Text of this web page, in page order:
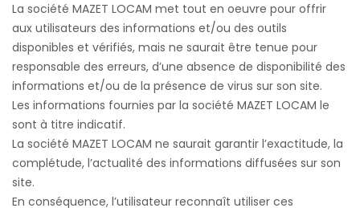
La société MAZET LOCAM met tout en oeuvre pour offrir
aux utilisateurs des informations et/ou des outils
disponibles et vérifiés, mais ne saurait être tenue pour
responsable des erreurs, d’une absence de disponibilité des
informations et/ou de la présence de virus sur son site.
Les informations fournies par la société MAZET LOCAM le
sont à titre indicatif.
La société MAZET LOCAM ne saurait garantir l’exactitude, la
complétude, l’actualité des informations diffusées sur son
site.
En conséquence, l’utilisateur reconnaît utiliser ces